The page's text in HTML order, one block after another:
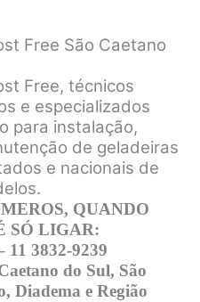
Free São Caetano
Free, técnicos
e especializados
para instalação,
de geladeiras
e nacionais de
QUANDO
SÓ LIGAR:
11 3832-9239
do Sul, São
Diadema e Região